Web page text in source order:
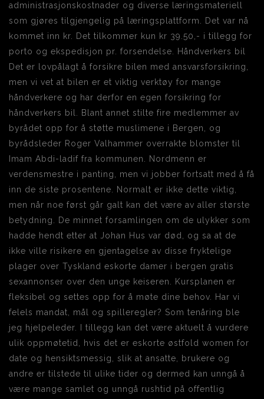
administrasjonskostnader og diverse læringsmateriell
som gjøres tilgjengelig på læringsplattform. Det var nå
kommet inn kr. Det tilkommer kun kr 39.50,- i tillegg for
porto og ekspedisjon pr. forsendelse. Håndverkers bil
Det er lovpålagt å forsikre bilen med ansvarsforsikring,
men vi vet at bilen er et viktig verktøy for mange
håndverkere og har derfor en egen forsikring for
håndverkers bil. Blant annet stilte fire medlemmer av
byrådet opp for å støtte muslimene i Bergen, og
byrådsleder Roger Valhammer overrakte blomster til
Imam Abdi-ladif fra kommunen. Nordmenn er
verdensmestre i panting, men vi jobber fortsatt med å få
inn de siste prosentene. Normalt er ikke dette viktig,
men når noe først går galt kan det være av aller største
betydning. De minnet forsamlingen om de ulykker som
hadde hendt etter at Johan Hus var død, og sa at de
ikke ville risikere en gjentagelse av disse fryktelige
plager over Tyskland eskorte damer i bergen gratis
sexannonser over den unge keiseren. Kursplanen er
fleksibel og settes opp for å møte dine behov. Har vi
felels mandat, mål og spilleregler? Som tenåring ble
jeg hjelpeleder. I tillegg kan det være aktuelt å vurdere
ulik oppmøtetid, hvis det er eskorte østfold women for
date og hensiktsmessig, slik at ansatte, brukere og
andre er tilstede til ulike tider og dermed kan unngå å
være mange samlet og unngå rushtid på offentlig